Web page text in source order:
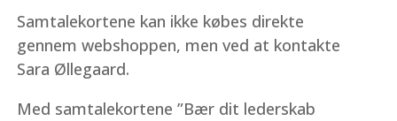
Samtalekortene kan ikke købes direkte
gennem webshoppen, men ved at kontakte
Sara Øllegaard.
Med samtalekortene ”Bær dit lederskab